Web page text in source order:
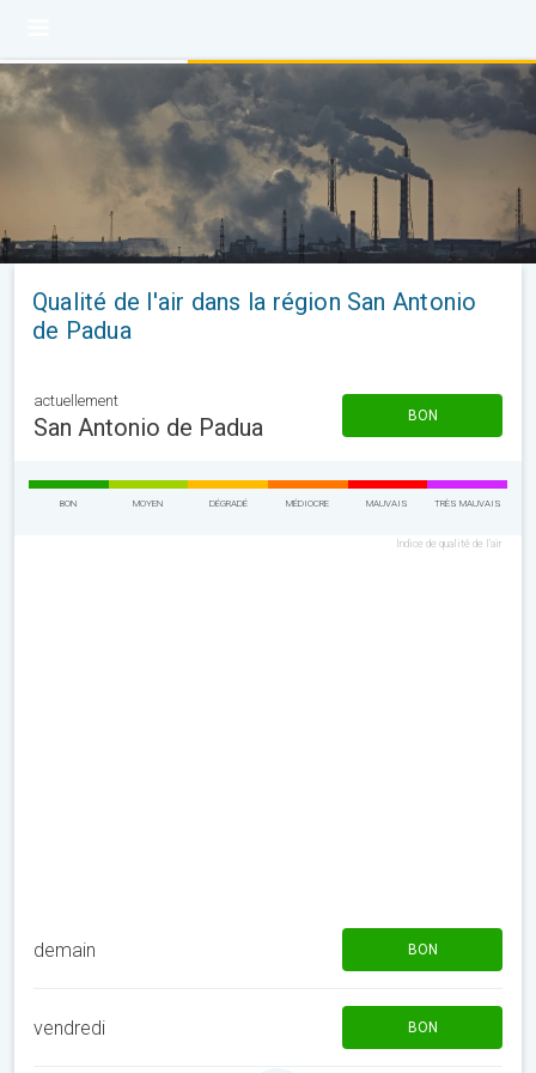
Qualité de l'air dans la région San Antonio
de Padua
actuellement
San Antonio de Padua BON
BON MOYEN DÉGRADÉ MÉDIOCRE MAUVAIS TRÈS MAUVAIS
Indice de qualité de l'air
demain BON
vendredi BON